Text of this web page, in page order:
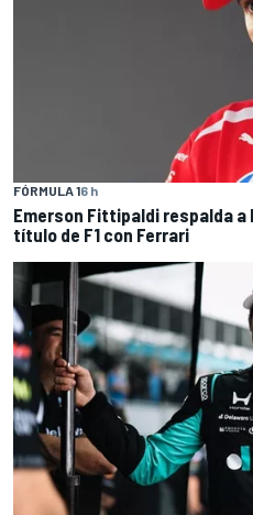
FÓRMULA 16 h
Emerson Fittipaldi respalda a
título de F1 con Ferrari